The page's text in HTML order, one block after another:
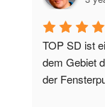
TOP SD ist
dem Gebiet
der